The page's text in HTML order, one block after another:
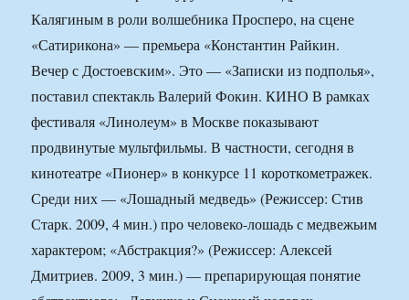
Калягиным в роли волшебника Просперо, на сцене
«Сатирикона» — премьера «Константин Райкин.
Вечер с Достоевским». Это — «Записки из подполья»,
поставил спектакль Валерий Фокин. КИНО В рамках
фестиваля «Линолеум» в Москве показывают
продвинутые мультфильмы. В частности, сегодня в
кинотеатре «Пионер» в конкурсе 11 короткометражек.
Среди них — «Лошадный медведь» (Режиссер: Стив
Старк. 2009, 4 мин.) про человеко-лошадь с медвежьим
характером; «Абстракция?» (Режиссер: Алексей
Дмитриев. 2009, 3 мин.) — препарирующая понятие